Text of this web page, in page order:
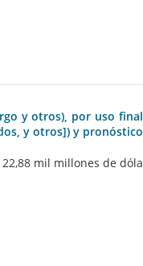
y otros), por uso
y otros]) y
mil millones de